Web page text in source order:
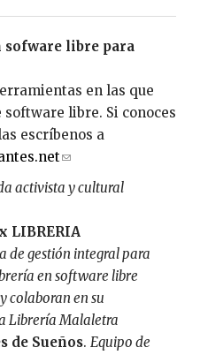
sofware libre para
en las que
libre. Si conoces
escríbenos a
(
n
k
e
n
d
activista y cultural
LIBRERIA
de gestión integral para
en software libre
colaboran en su
Librería Malaletra
de Sueños. Equipo de